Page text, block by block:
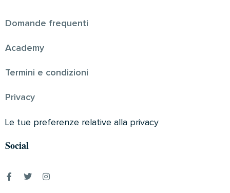
Domande frequenti
Academy
Termini e condizioni
Privacy
Le tue preferenze relative alla privacy
Social